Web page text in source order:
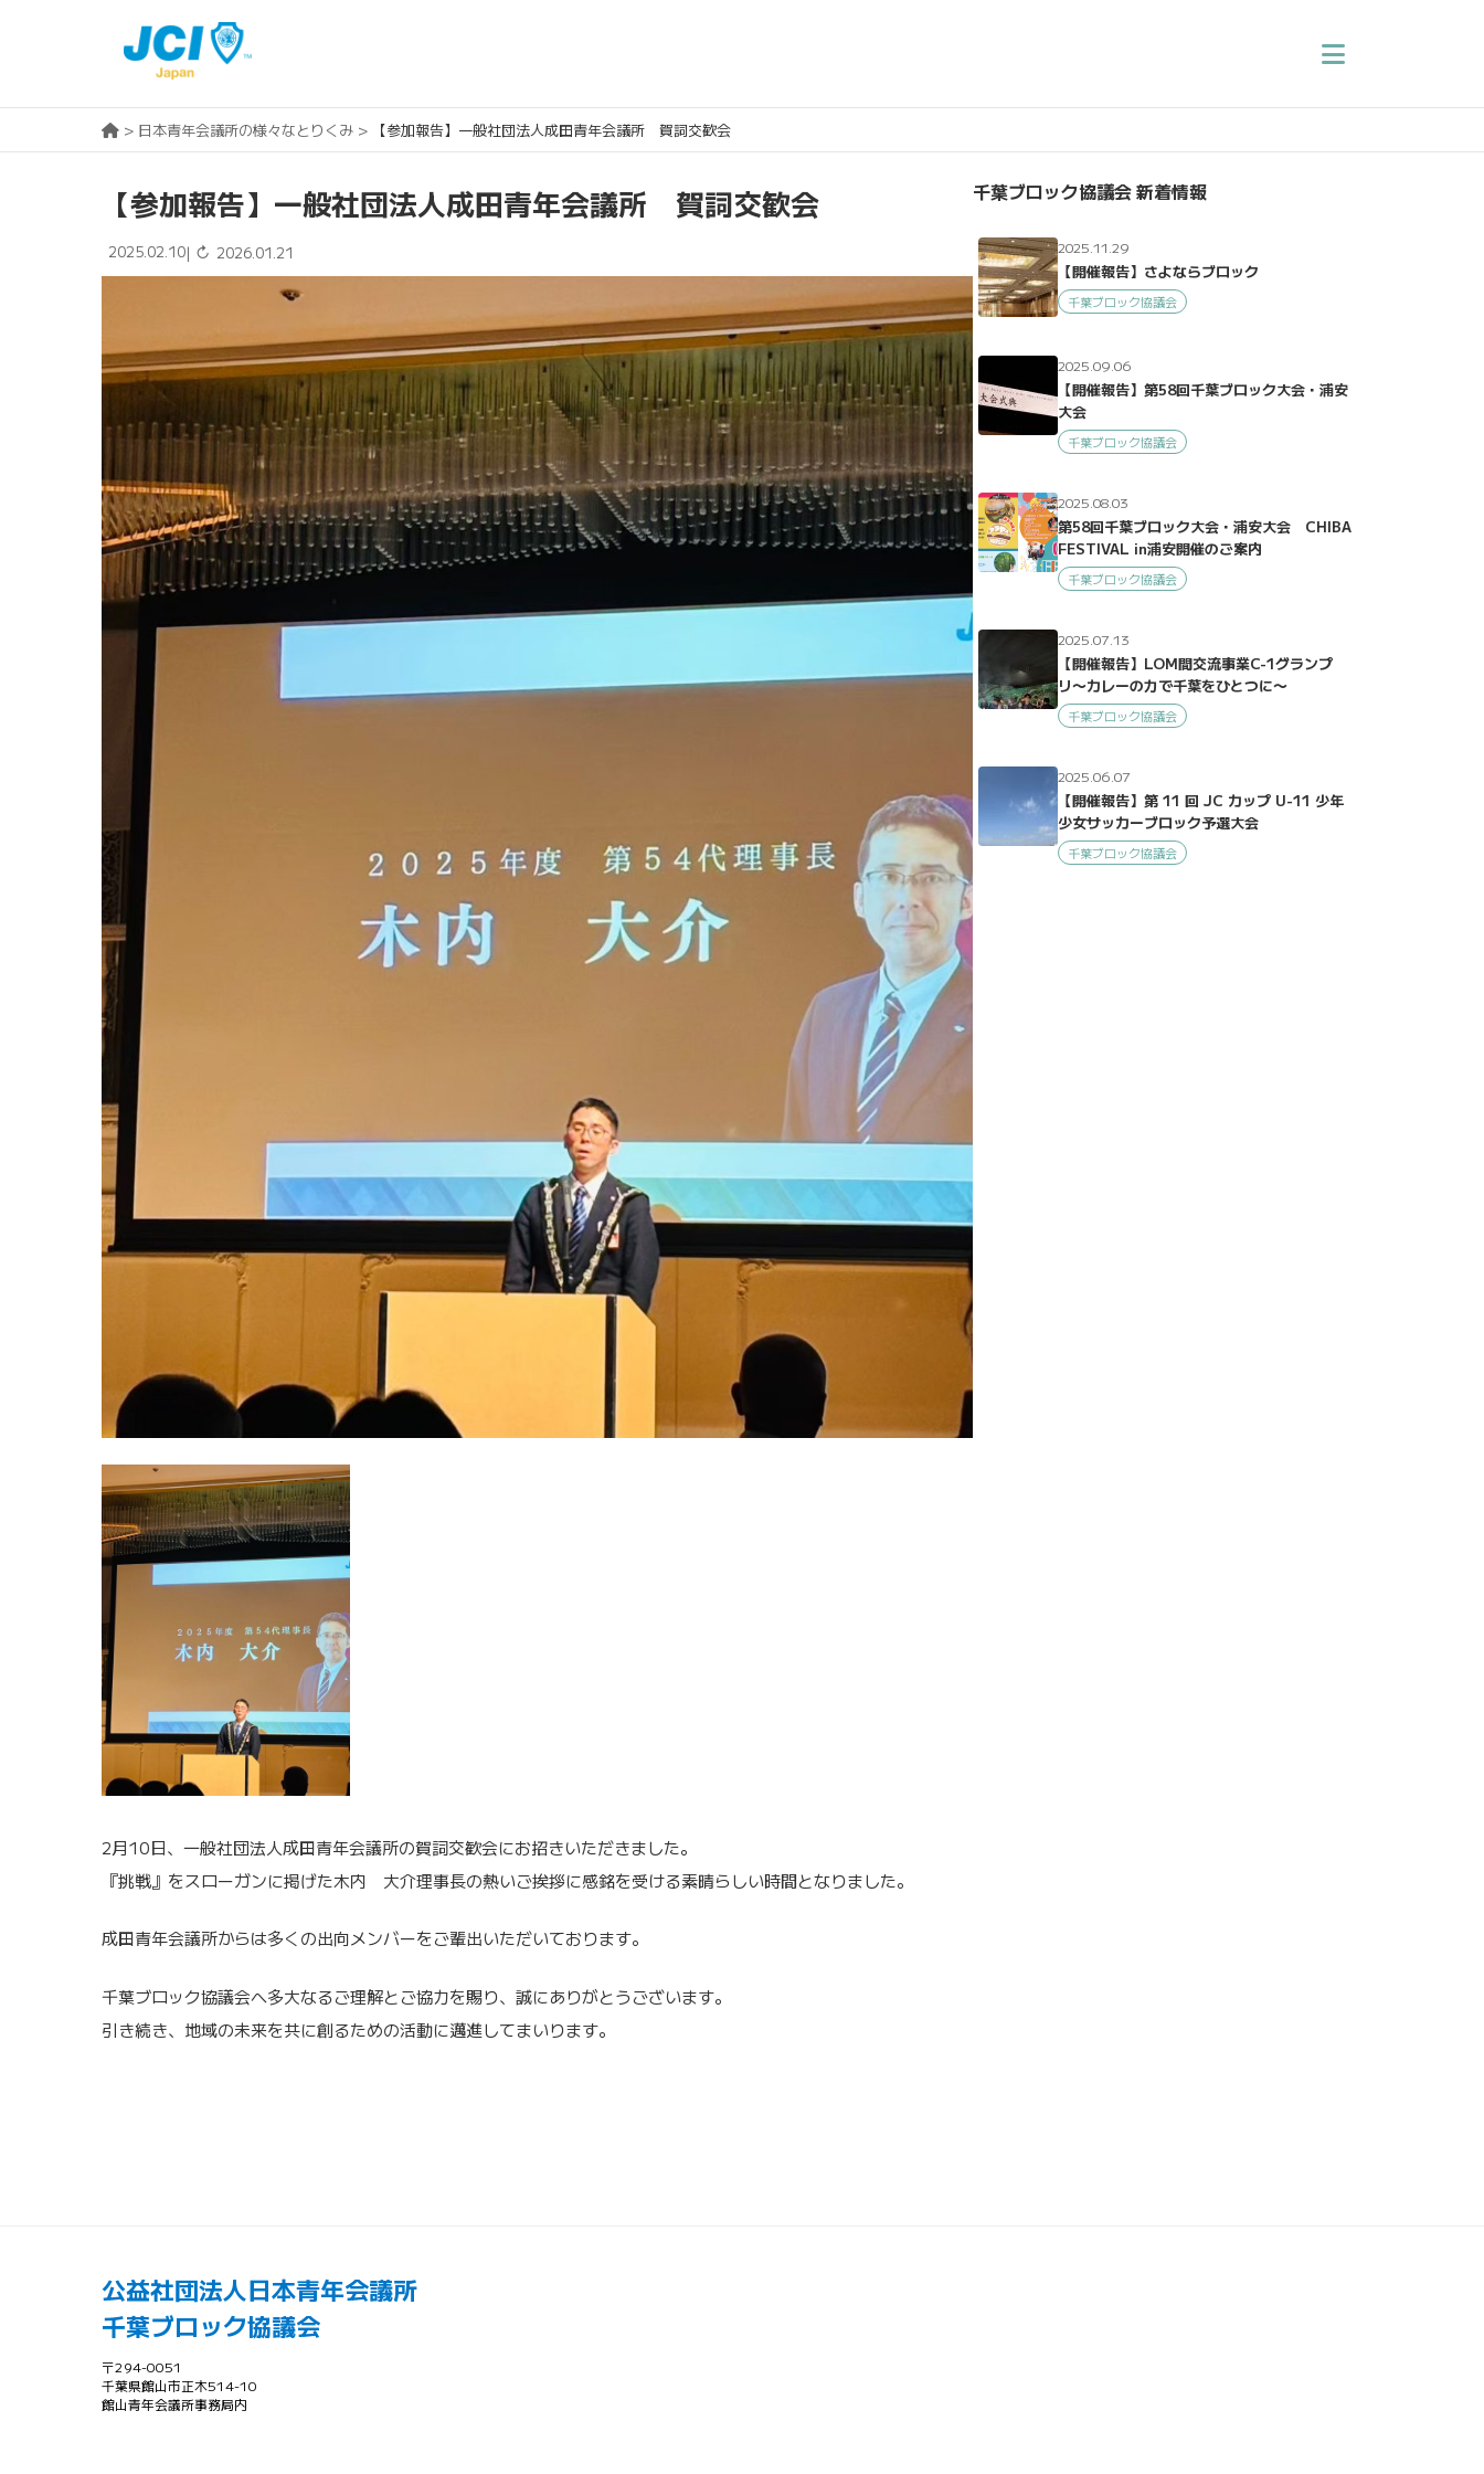
> 日本青年会議所の様々なとりくみ > 【参加報告】一般社団法人成田青年会議所 賀詞交歓会
【参加報告】一般社団法人成田青年会議所 賀詞交歓会
2025.02.10| ↻ 2026.01.21
2月10日、一般社団法人成田青年会議所の賀詞交歓会にお招きいただきました。
『挑戦』をスローガンに掲げた木内 大介理事長の熱いご挨拶に感銘を受ける素晴らしい時間となりました。
成田青年会議所からは多くの出向メンバーをご輩出いただいております。
千葉ブロック協議会へ多大なるご理解とご協力を賜り、誠にありがとうございます。
引き続き、地域の未来を共に創るための活動に邁進してまいります。
千葉ブロック協議会 新着情報
2025.11.29
【開催報告】さよならブロック
千葉ブロック協議会
2025.09.06
【開催報告】第58回千葉ブロック大会・浦安
大会
千葉ブロック協議会
2025.08.03
第58回千葉ブロック大会・浦安大会 CHIBA
FESTIVAL in浦安開催のご案内
千葉ブロック協議会
2025.07.13
【開催報告】LOM間交流事業C-1グランプ
リ〜カレーの力で千葉をひとつに〜
千葉ブロック協議会
2025.06.07
【開催報告】第 11 回 JC カップ U-11 少年
少女サッカーブロック予選大会
千葉ブロック協議会
公益社団法人日本青年会議所
千葉ブロック協議会
〒294-0051
千葉県館山市正木514-10
館山青年会議所事務局内